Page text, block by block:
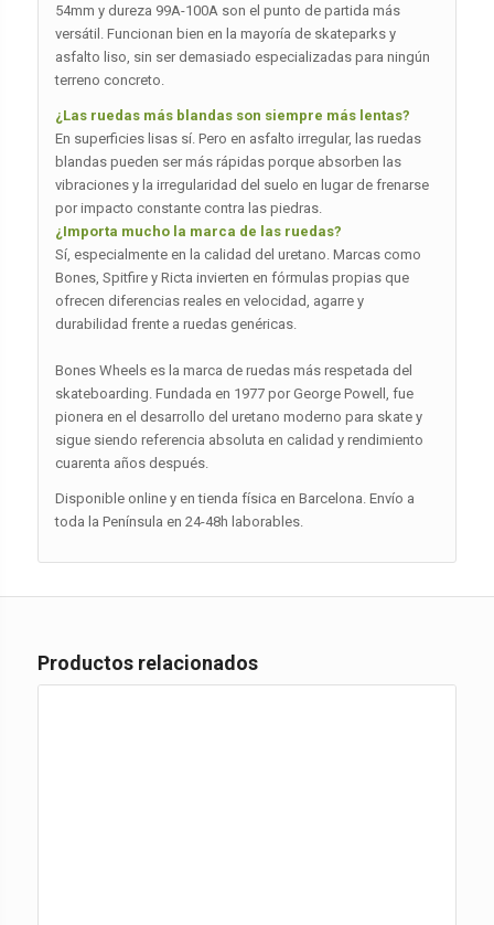
54mm y dureza 99A-100A son el punto de partida más
versátil. Funcionan bien en la mayoría de skateparks y
asfalto liso, sin ser demasiado especializadas para ningún
terreno concreto.
¿Las ruedas más blandas son siempre más lentas?
En superficies lisas sí. Pero en asfalto irregular, las ruedas
blandas pueden ser más rápidas porque absorben las
vibraciones y la irregularidad del suelo en lugar de frenarse
por impacto constante contra las piedras.
¿Importa mucho la marca de las ruedas?
Sí, especialmente en la calidad del uretano. Marcas como
Bones, Spitfire y Ricta invierten en fórmulas propias que
ofrecen diferencias reales en velocidad, agarre y
durabilidad frente a ruedas genéricas.
Bones Wheels es la marca de ruedas más respetada del
skateboarding. Fundada en 1977 por George Powell, fue
pionera en el desarrollo del uretano moderno para skate y
sigue siendo referencia absoluta en calidad y rendimiento
cuarenta años después.
Disponible online y en tienda física en Barcelona. Envío a
toda la Península en 24-48h laborables.
Productos relacionados